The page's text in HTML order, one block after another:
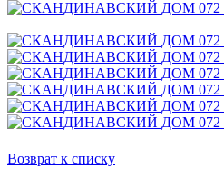
Возврат к списку